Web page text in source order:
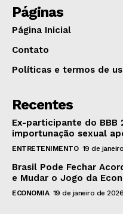
Páginas
Página Inicial
Contato
Políticas e termos de
Recentes
Ex-participante do BBB
importunação sexual
ENTRETENIMENTO 19 de
Brasil Pode Fechar
e Mudar o Jogo da
ECONOMIA 19 de janeiro de 2026